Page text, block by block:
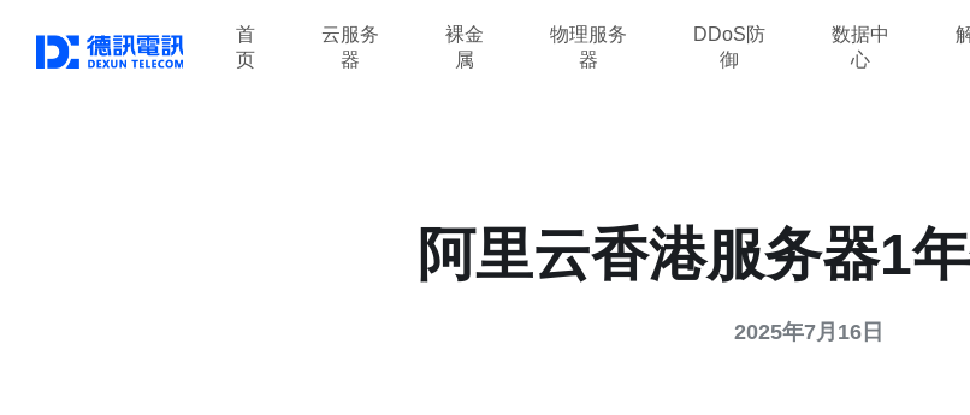
首
页
云服务
器
裸金
属
物理服务
器
DDoS防
御
数据中
心
阿里云香港服务器1
2025年7月16日